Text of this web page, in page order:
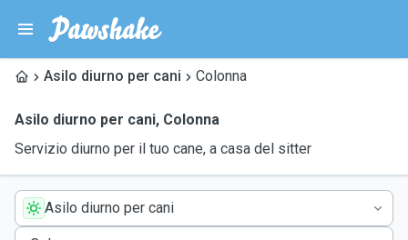
Asilo diurno per cani Colonna
Asilo diurno per cani, Colonna
Servizio diurno per il tuo cane, a casa del sitter
Asilo diurno per cani